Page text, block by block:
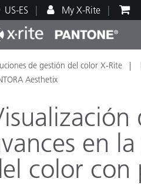
US-ES My X-Rite
Principales productos
Impresión y Empaques
Automotriz
Soporte técnico
Recursos educativos
de gestión del color X-Rite
Aesthetix
en
color con